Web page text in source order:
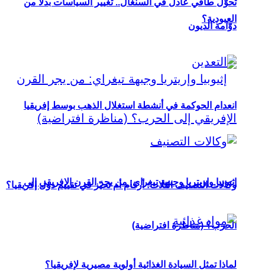
العبودية؟
إثيوبيا وإريتريا وجبهة تيغراي: من يجر القرن الإفريقي إلى
الحرب؟ (مناظرة افتراضية)
تحوُّل طاقي عادل في السنغال.. تغيير السياسات بدلاً من
دوّامة الديون
انعدام الحوكمة في أنشطة استغلال الذهب بوسط إفريقيا
وكالات التصنيف الثلاث: أرقام أم تحيّز في تقييم دول إفريقيا؟
لماذا تمثل السيادة الغذائية أولوية مصيرية لإفريقيا؟